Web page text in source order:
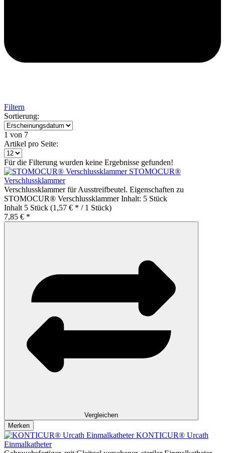
Filtern
Sortierung:
1 von 7
Artikel pro Seite:
Für die Filterung wurden keine Ergebnisse gefunden!
STOMOCUR®
Verschlussklammer
Verschlussklammer für Ausstreifbeutel. Eigenschaften zu
STOMOCUR® Verschlussklammer Inhalt: 5 Stück
Inhalt 5 Stück (1,57 € * / 1 Stück)
7,85 € *
Vergleichen
Merken
KONTICUR® Urcath
Einmalkatheter